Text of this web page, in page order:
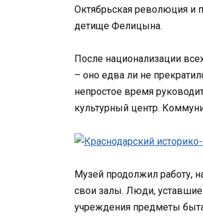
Октябрьская революция и
детище Фелицына.
После национализации
– оно едва ли не
непростое время
культурный центр.
Музей продолжил работу,
свои залы. Люди, уставшие
учреждения предметы